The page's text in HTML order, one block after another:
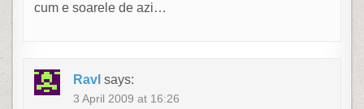
cum e soarele de azi…
Ravl says:
3 April 2009 at 16:26